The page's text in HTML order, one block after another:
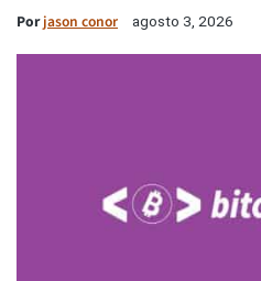
Porjason conor agosto 3, 2026